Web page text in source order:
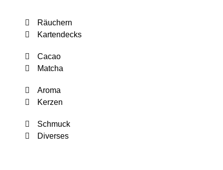
Räuchern
Kartendecks
Cacao
Matcha
Aroma
Kerzen
Schmuck
Diverses